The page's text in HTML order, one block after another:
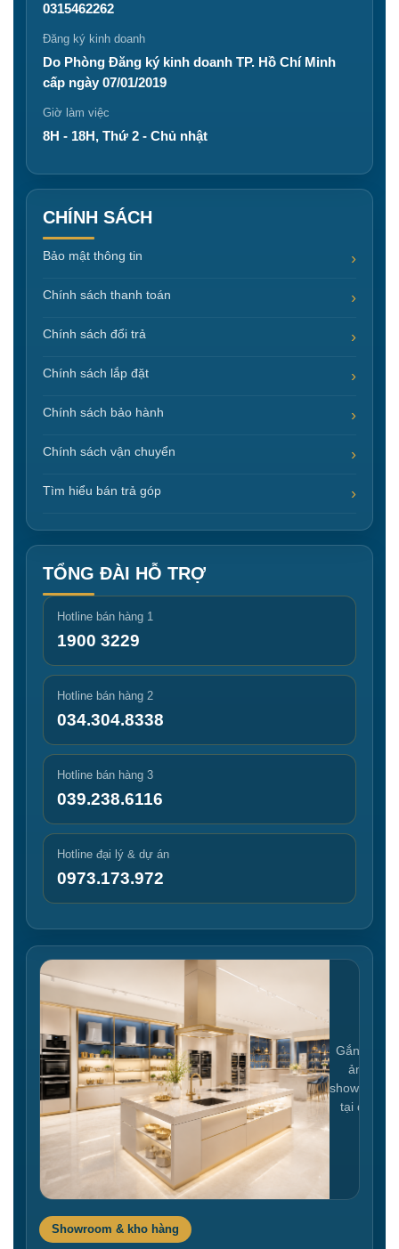
0315462262
Đăng ký kinh doanh
Do Phòng Đăng ký kinh doanh TP. Hồ Chí Minh
cấp ngày 07/01/2019
Giờ làm việc
8H - 18H, Thứ 2 - Chủ nhật
CHÍNH SÁCH
Bảo mật thông tin
Chính sách thanh toán
Chính sách đổi trả
Chính sách lắp đặt
Chính sách bảo hành
Chính sách vận chuyển
Tìm hiểu bán trả góp
TỔNG ĐÀI HỖ TRỢ
Hotline bán hàng 1
1900 3229
Hotline bán hàng 2
034.304.8338
Hotline bán hàng 3
039.238.6116
Hotline đại lý & dự án
0973.173.972
Gắn link
ảnh
showroom
tại đây
Showroom & kho hàng